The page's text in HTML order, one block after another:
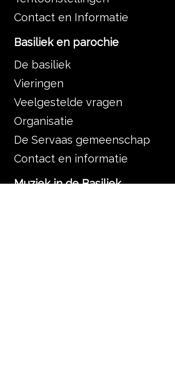
Contact en Informatie
Basiliek en parochie
De basiliek
Vieringen
Veelgestelde vragen
Organisatie
De Servaas gemeenschap
Contact en informatie
Muziek in de Basiliek